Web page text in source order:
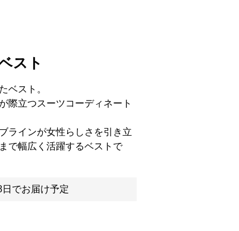
スト
ベスト。
際立つスーツコーディネート
ラインが女性らしさを引き立
で幅広く活躍するベストで
でお届け予定